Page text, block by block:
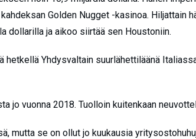
Golden Nugget -kasinoa. Hiljattain
dollarilla ja aikoo siirtää sen Houstoniin.
hetkellä Yhdysvaltain suurlähettiläänä
jo vuonna 2018. Tuolloin kuitenkaan
mutta se on ollut jo kuukausia